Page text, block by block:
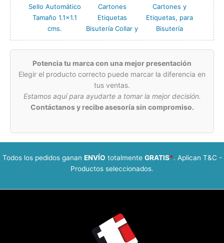
Sello Automático
Tamaño 1.1×1.1
cms.
Cartones
Etiquetas
Bisutería Collar y
Cartones y
Etiquetas, para
Bisutería
Potencia tu marca con una mejor presentación
Elegir el producto correcto puede marcar la diferencia en
tus ventas.
Estamos aquí para ayudarte a tomar la mejor decisión.
Contáctanos y recibe asesoría sin compromiso.
Todos los pedidos ganan ENVÍO totalmente GRATIS*. Aplican T&C -
Productos seleccionados.